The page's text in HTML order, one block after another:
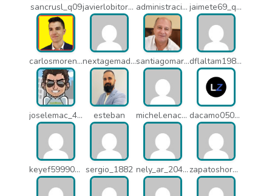
sancrusl_q09 javierlobitort_pz2 administracion_q24 jaimete69_q26
carlosmorenogil_16533 nextagemadrid_lpj santiagomartindejesus_ncs dflaltam1980_os1
joselemac_4098 esteban michel.enacsl_o1y dacamo0502_q4e
keyef59990_q4h sergio_1882 nely_ar_20403 zapatoshormacuatro_q5b